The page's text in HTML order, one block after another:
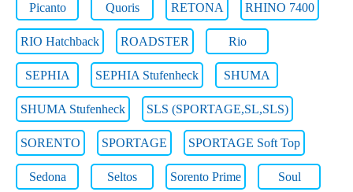
Picanto Quoris RETONA RHINO 7400
RIO Hatchback ROADSTER Rio
SEPHIA SEPHIA Stufenheck SHUMA
SHUMA Stufenheck SLS (SPORTAGE,SL,SLS)
SORENTO SPORTAGE SPORTAGE Soft Top
Sedona Seltos Sorento Prime Soul